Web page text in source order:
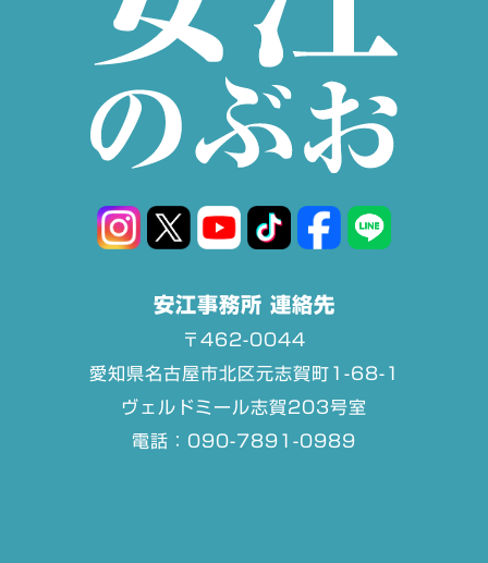
安江事務所 連絡先
〒462-0044
愛知県名古屋市北区元志賀町1-68-1
ヴェルドミール志賀203号室
電話：090-7891-0989